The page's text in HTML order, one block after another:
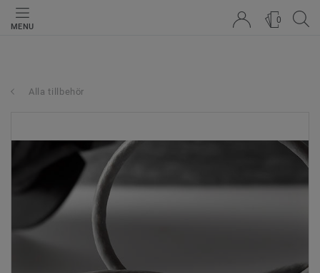
MENU
0
Alla tillbehör